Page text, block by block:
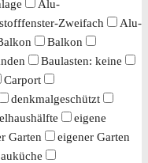
Alu-
Zweifach
Alu-
Balkon
Baulasten: keine
Carport
denkmalgeschützt
eigene
Garten
eigener Garten